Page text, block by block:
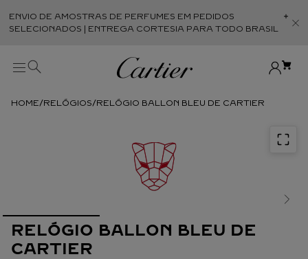
ENVIO DE AMOSTRAS DE PERFUMES EM PEDIDOS
SELECIONADOS | ENTREGA CORTESIA PARA TODO BRASIL
RELÓGIOS RELÓGIO BALLON BLEU DE CARTIER
RELÓGIO BALLON BLEU DE
CARTIER